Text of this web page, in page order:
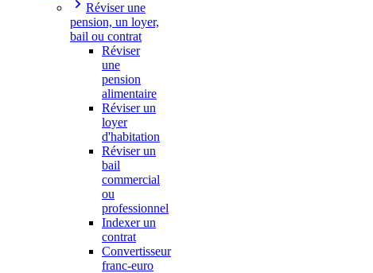
Réviser une
pension, un loyer,
bail ou contrat
Réviser
une
pension
alimentaire
Réviser un
loyer
d'habitation
Réviser un
bail
commercial
ou
professionnel
Indexer un
contrat
Convertisseur
franc-euro